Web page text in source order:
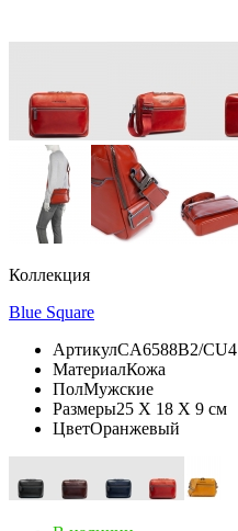
Коллекция
Blue Square
АртикулCA6588B2/CU4
МатериалКожа
ПолМужские
Размеры25 X 18 X 9 см
ЦветОранжевый